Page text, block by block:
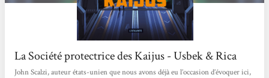
La Société protectrice des Kaijus - Usbek & Rica
John Scalzi, auteur états-unien que nous avons déjà eu l’occasion d’évoquer ici,